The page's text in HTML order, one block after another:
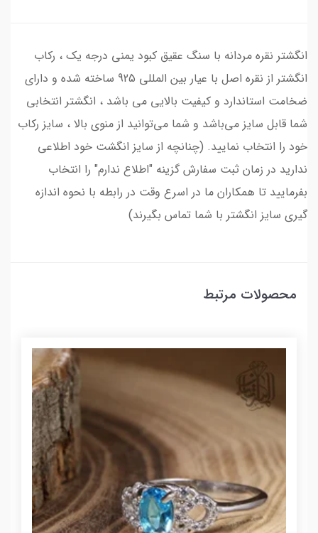
انگشتر نقره مردانه با سنگ عقیق کبود یمنی درجه یک ، رکاب
انگشتر از نقره اصل با عیار بین المللی 925 ساخته شده و دارای
ضخامت استاندارد و کیفیت بالایی می‌ باشد ، انگشتر انتخابی
شما قابل سایز می‌باشد و شما می‌توانید از منوی بالا ، سایز رکاب
خود را انتخاب نمایید. (چنانچه از سایز انگشت خود اطلاعی
ندارید در زمان ثبت سفارش گزینه "اطلاع ندارم" را انتخاب
بفرمایید تا همکاران ما در اسرع وقت در رابطه با نحوه اندازه
گیری سایز انگشتر با شما تماس بگیرند)
محصولات مرتبط